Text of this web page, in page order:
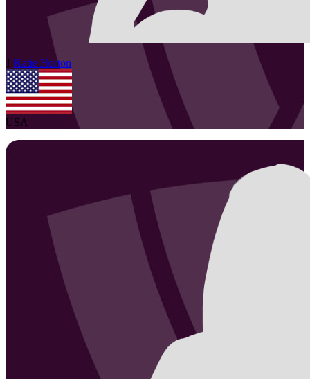
1 Katie Horton
USA